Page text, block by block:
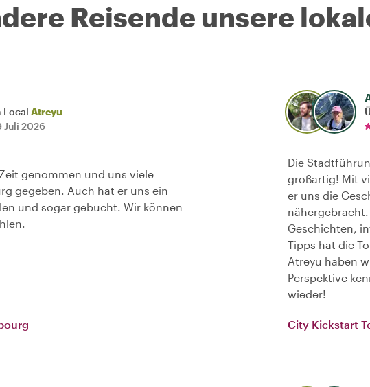
Reisende unsere
Local Atreyu
Juli 2026
genommen und uns viele
gegeben. Auch hat er uns ein
und sogar gebucht. Wir können
Die
großartig! Mit
er uns die
Geschichten,
Tipps hat die
Atreyu haben
Perspektive
wieder!
City Kickstart